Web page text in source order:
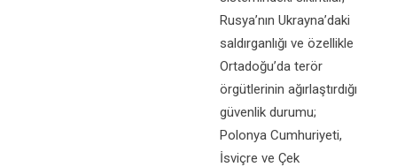
Rusya’nın Ukrayna’daki
saldırganlığı ve özellikle
Ortadoğu’da terör
örgütlerinin ağırlaştırdığı
güvenlik durumu;
Polonya Cumhuriyeti,
İsviçre ve Çek